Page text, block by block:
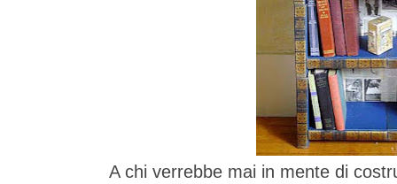
A chi verrebbe mai in mente di